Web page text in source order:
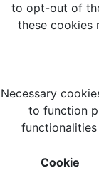
to opt-out of
these cookies
Necessary
to function
Cookie